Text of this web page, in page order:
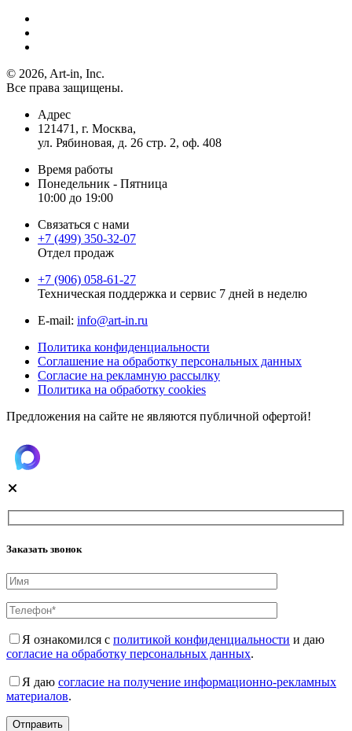
© 2026, Art-in, Inc.
Все права защищены.
Адрес
121471, г. Москва,
ул. Рябиновая, д. 26 стр. 2, оф. 408
Время работы
Понедельник - Пятница
10:00 до 19:00
Связаться с нами
+7 (499) 350-32-07
Отдел продаж
+7 (906) 058-61-27
Техническая поддержка и сервис 7 дней в неделю
Е-mail: info@art-in.ru
Политика конфиденциальности
Соглашение на обработку персональных данных
Согласие на рекламную рассылку
Политика на обработку cookies
Предложения на сайте не являются публичной офертой!
Заказать звонок
Я ознакомился с политикой конфиденциальности и даю
согласие на обработку персональных данных.
Я даю согласие на получение информационно-рекламных
материалов.